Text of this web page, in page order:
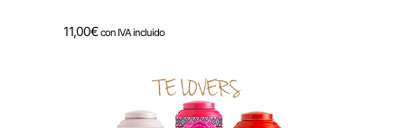
11,00€ con IVA incluido